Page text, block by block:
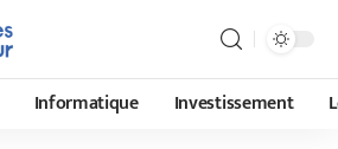
Informatique Investissement